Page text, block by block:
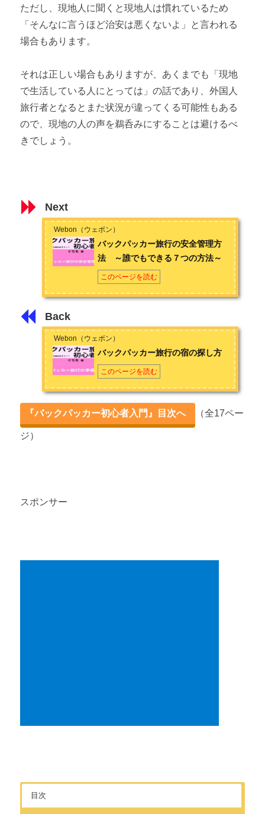
ただし、現地人に聞くと現地人は慣れているため
「そんなに言うほど治安は悪くないよ」と言われる
場合もあります。
それは正しい場合もありますが、あくまでも「現地
で生活している人にとっては」の話であり、外国人
旅行者となるとまた状況が違ってくる可能性もある
ので、現地の人の声を鵜呑みにすることは避けるべ
きでしょう。
Next
Webon（ウェボン）
バックパッカー旅行の安全管理方
法 ～誰でもできる７つの方法～
このページを読む
Back
Webon（ウェボン）
バックパッカー旅行の宿の探し方
このページを読む
『バックパッカー初心者入門』目次へ （全17ペー
ジ）
スポンサー
目次